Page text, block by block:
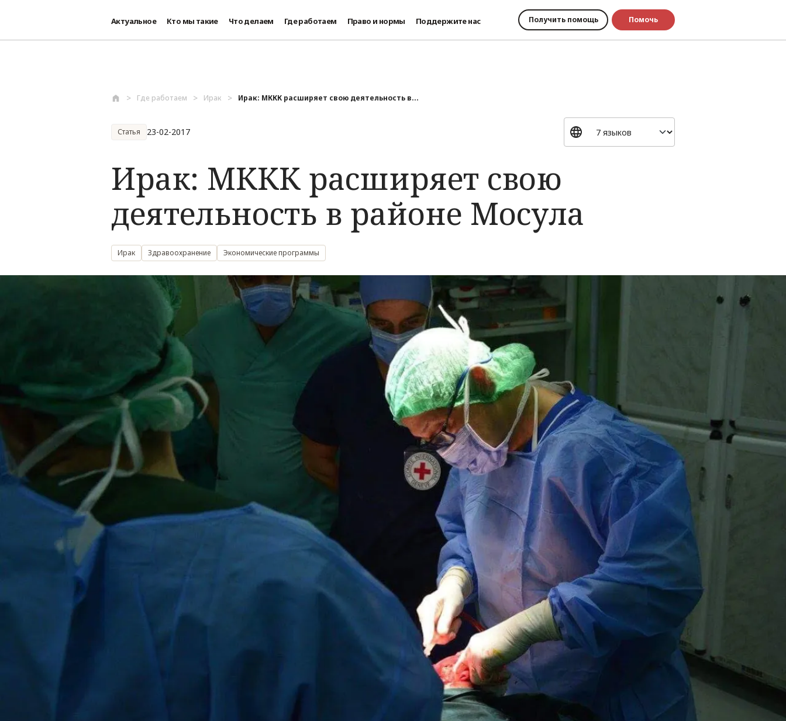
Актуальное Кто мы такие Что делаем Где работаем Право и нормы Поддержите нас Получить помощь Помочь
Где работаем Ирак Ирак: МККК расширяет свою деятельность в...
Статья 23-02-2017
Ирак: МККК расширяет свою
деятельность в районе Мосула
Ирак Здравоохранение Экономические программы